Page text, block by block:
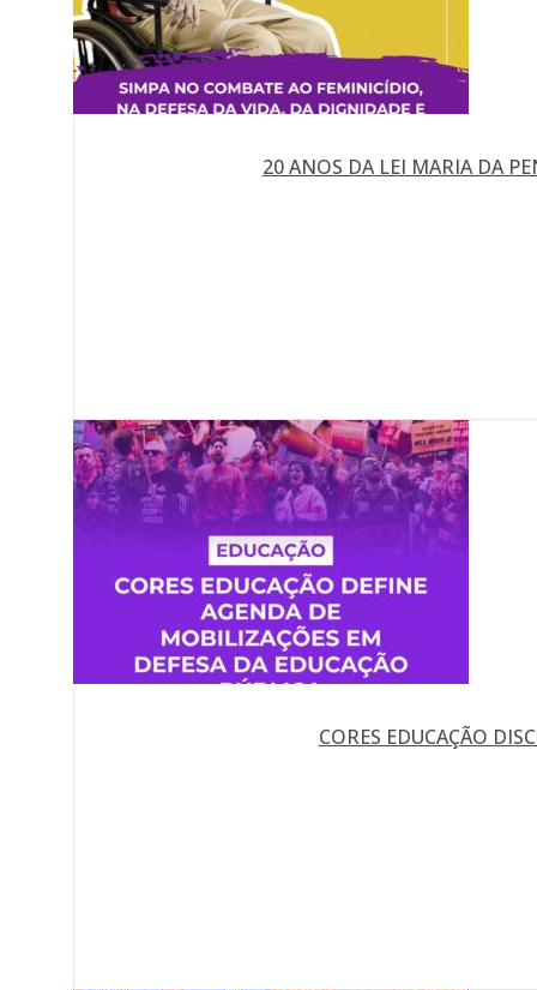
20 ANOS DA LEI MARIA DA
CORES EDUCAÇÃO